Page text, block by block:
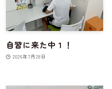
自習に来た中１！
2026年7月28日